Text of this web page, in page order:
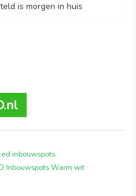
is morgen in huis
inbouwspots
Inbouwspots Warm wit